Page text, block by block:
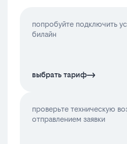
попробуйте подключить
билайн
выбрать тариф
проверьте техническую
отправлением заявки